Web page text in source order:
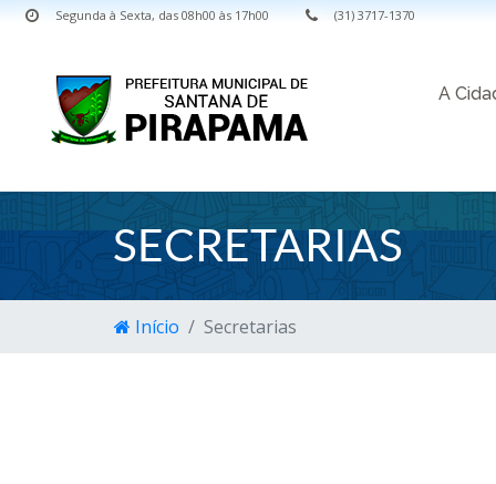
Segunda à Sexta, das 08h00 às 17h00 (31) 3717-1370
A
SECRETARIAS
Início Secretarias